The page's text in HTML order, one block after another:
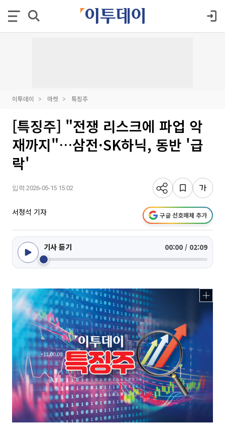
이투데이 마켓 특징주
[특징주] "전쟁 리스크에 파업 악
재까지"…삼전·SK하닉, 동반 '급
락'
입력 2026-05-15 15:02
서청석 기자 구글 선호매체 추가
기사 듣기 00:00 / 02:09